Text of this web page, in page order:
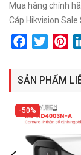
Mua hàng chính
Cáp Hikvision Sale
FacebookTwitter
SẢN PHẨM
50%